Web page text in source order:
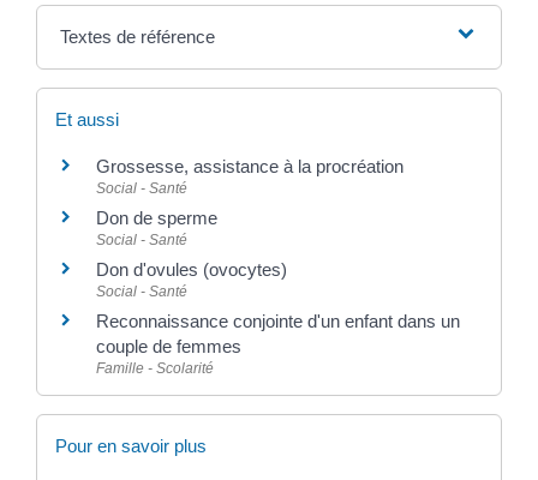
Textes de référence
Et aussi
Grossesse, assistance à la procréation
Social - Santé
Don de sperme
Social - Santé
Don d'ovules (ovocytes)
Social - Santé
Reconnaissance conjointe d'un enfant dans un
couple de femmes
Famille - Scolarité
Pour en savoir plus